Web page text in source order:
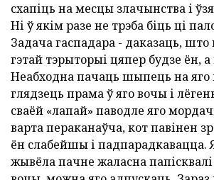
схапіць на месцы злачынства і
Ні ў якім разе не трэба біць ці
Задача гаспадара - даказаць,
гэтай тэрыторыі цяпер будзе ён, а
Неабходна пачаць шыпець на яго
глядзець прама ў яго вочы і
сваёй «лапай» паводле яго
варта пераканаўча, кот павінен
ён слабейшы і падпарадкавацца.
жывёла пачне жаласна папісквалі